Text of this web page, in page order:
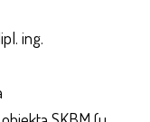
ing.